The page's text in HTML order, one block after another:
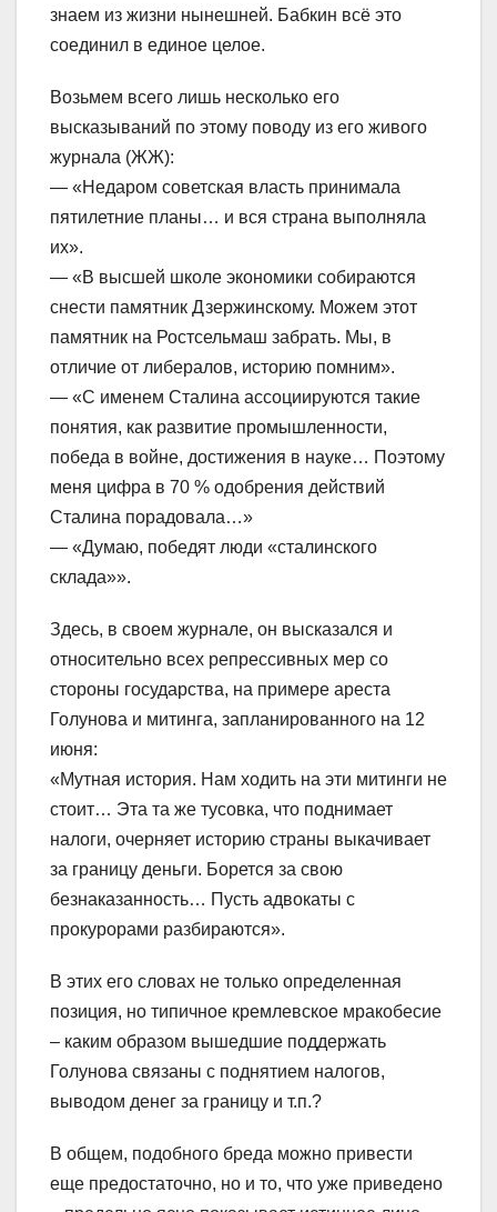
знаем из жизни нынешней. Бабкин всё это
соединил в единое целое.
Возьмем всего лишь несколько его
высказываний по этому поводу из его живого
журнала (ЖЖ):
— «Недаром советская власть принимала
пятилетние планы… и вся страна выполняла
их».
— «В высшей школе экономики собираются
снести памятник Дзержинскому. Можем этот
памятник на Ростсельмаш забрать. Мы, в
отличие от либералов, историю помним».
— «С именем Сталина ассоциируются такие
понятия, как развитие промышленности,
победа в войне, достижения в науке… Поэтому
меня цифра в 70 % одобрения действий
Сталина порадовала…»
— «Думаю, победят люди «сталинского
склада»».
Здесь, в своем журнале, он высказался и
относительно всех репрессивных мер со
стороны государства, на примере ареста
Голунова и митинга, запланированного на 12
июня:
«Мутная история. Нам ходить на эти митинги не
стоит… Эта та же тусовка, что поднимает
налоги, очерняет историю страны выкачивает
за границу деньги. Борется за свою
безнаказанность… Пусть адвокаты с
прокурорами разбираются».
В этих его словах не только определенная
позиция, но типичное кремлевское мракобесие
– каким образом вышедшие поддержать
Голунова связаны с поднятием налогов,
выводом денег за границу и т.п.?
В общем, подобного бреда можно привести
еще предостаточно, но и то, что уже приведено